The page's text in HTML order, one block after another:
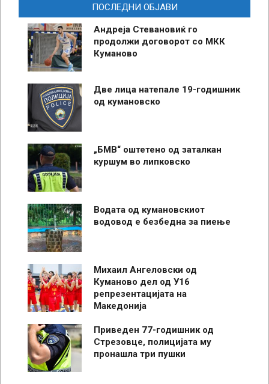
ПОСЛЕДНИ ОБЈАВИ
Андреја Стевановиќ го
продолжи договорот со МКК
Куманово
Две лица натепале 19-годишник
од кумановско
„БМВ“ оштетено од заталкан
куршум во липковско
Водата од кумановскиот
водовод е безбедна за пиење
Михаил Ангеловски од
Куманово дел од У16
репрезентацијата на
Македонија
Приведен 77-годишник од
Стрезовце, полицијата му
пронашла три пушки